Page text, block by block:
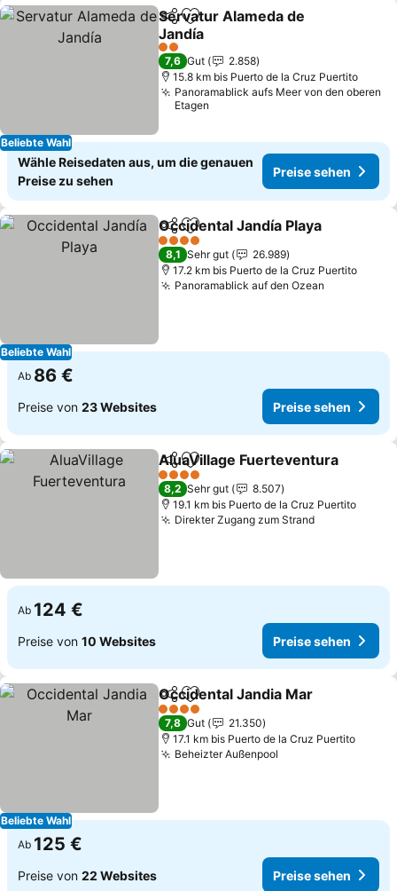
Beliebte Wahl
TeilenZu Favoriten hinzufügen
Servatur Alameda de
Jandía
Preise sehen
2 Sterne
7,6 Gut
2.858
15.8 km bis Puerto de la Cruz Puertito
Panoramablick aufs Meer von den oberen
Etagen
Wähle Reisedaten aus, um die genauen
Preise zu sehen
Preise sehen
Beliebte Wahl
TeilenZu Favoriten hinzufügen
Occidental Jandía Playa
4 Sterne
8,1 Sehr gut
26.989
17.2 km bis Puerto de la Cruz Puertito
Panoramablick auf den Ozean
Ab 86 €
Preise von 23 Websites Preise sehen
TeilenZu Favoriten hinzufügen
AluaVillage Fuerteventura
4 Sterne
8,2 Sehr gut
8.507
19.1 km bis Puerto de la Cruz Puertito
Direkter Zugang zum StrandPreise
Ab 124 €
Preise von 10 Websites Preise sehen
Beliebte Wahl
TeilenZu Favoriten hinzufügen
Occidental Jandia Mar
4 Sterne
7,8 Gut
21.350
17.1 km bis Puerto de la Cruz Puertito
Beheizter Außenpool
Ab 125 €
Preise von 22 Websites Preise sehen